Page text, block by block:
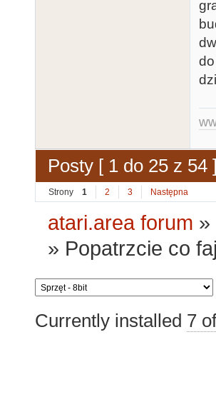
Posty [ 1 do 25 z 54 ]
Strony 1 2 3 Następna
atari.area forum »
» Popatrzcie co
Currently installed 7